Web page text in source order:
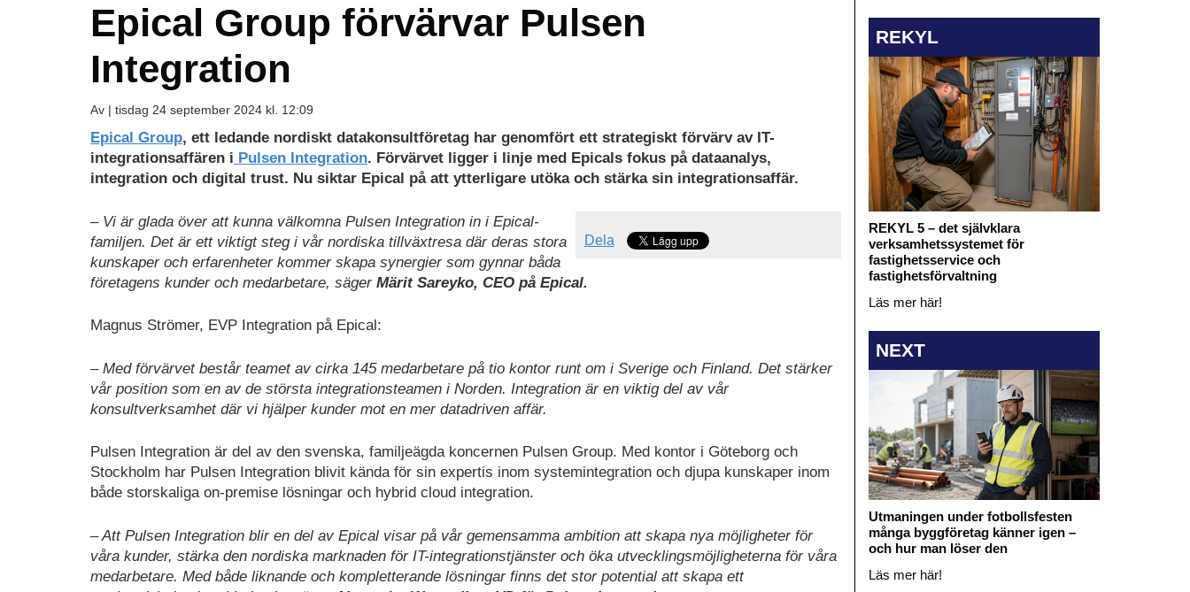
Epical Group förvärvar Pulsen
Integration
Av | tisdag 24 september 2024 kl. 12:09
Epical Group, ett ledande nordiskt datakonsultföretag har genomfört ett strategiskt förvärv av IT-
integrationsaffären i Pulsen Integration. Förvärvet ligger i linje med Epicals fokus på dataanalys,
integration och digital trust. Nu siktar Epical på att ytterligare utöka och stärka sin integrationsaffär.
Dela
– Vi är glada över att kunna välkomna Pulsen Integration in i Epical-
familjen. Det är ett viktigt steg i vår nordiska tillväxtresa där deras stora
kunskaper och erfarenheter kommer skapa synergier som gynnar båda
företagens kunder och medarbetare, säger Märit Sareyko, CEO på Epical.
Magnus Strömer, EVP Integration på Epical:
– Med förvärvet består teamet av cirka 145 medarbetare på tio kontor runt om i Sverige och Finland. Det stärker
vår position som en av de största integrationsteamen i Norden. Integration är en viktig del av vår
konsultverksamhet där vi hjälper kunder mot en mer datadriven affär.
Pulsen Integration är del av den svenska, familjeägda koncernen Pulsen Group. Med kontor i Göteborg och
Stockholm har Pulsen Integration blivit kända för sin expertis inom systemintegration och djupa kunskaper inom
både storskaliga on-premise lösningar och hybrid cloud integration.
– Att Pulsen Integration blir en del av Epical visar på vår gemensamma ambition att skapa nya möjligheter för
våra kunder, stärka den nordiska marknaden för IT-integrationstjänster och öka utvecklingsmöjligheterna för våra
medarbetare. Med både liknande och kompletterande lösningar finns det stor potential att skapa ett
REKYL
REKYL 5 – det självklara
verksamhetssystemet för
fastighetsservice och
fastighetsförvaltning
Läs mer här!
NEXT
Utmaningen under fotbollsfesten
många byggföretag känner igen –
och hur man löser den
Läs mer här!